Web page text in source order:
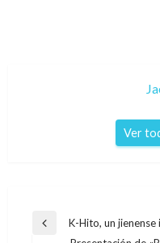
Ver
Navegación
Entrada
K-Hito, un